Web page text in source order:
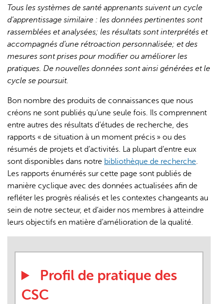
Tous les systèmes de santé apprenants suivent un cycle
d’apprentissage similaire : les données pertinentes sont
rassemblées et analysées; les résultats sont interprétés et
accompagnés d’une rétroaction personnalisée; et des
mesures sont prises pour modifier ou améliorer les
pratiques. De nouvelles données sont ainsi générées et le
cycle se poursuit.
Bon nombre des produits de connaissances que nous
créons ne sont publiés qu’une seule fois. Ils comprennent
entre autres des résultats d’études de recherche, des
rapports « de situation à un moment précis » ou des
résumés de projets et d’activités. La plupart d’entre eux
sont disponibles dans notre bibliothèque de recherche.
Les rapports énumérés sur cette page sont publiés de
manière cyclique avec des données actualisées afin de
refléter les progrès réalisés et les contextes changeants au
sein de notre secteur, et d’aider nos membres à atteindre
leurs objectifs en matière d’amélioration de la qualité.
Profil de pratique des
CSC